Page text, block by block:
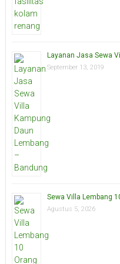
Layanan Jasa Sewa
September 13, 2019
Sewa Villa Lembang
Agustus 5, 2026